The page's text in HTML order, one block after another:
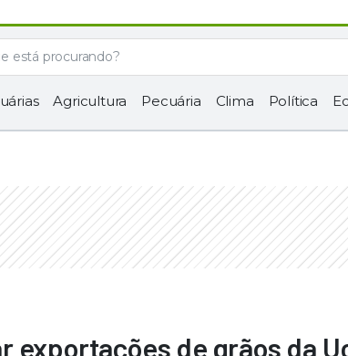
Agricultura Pecuária Clima Política
exportações de grãos da